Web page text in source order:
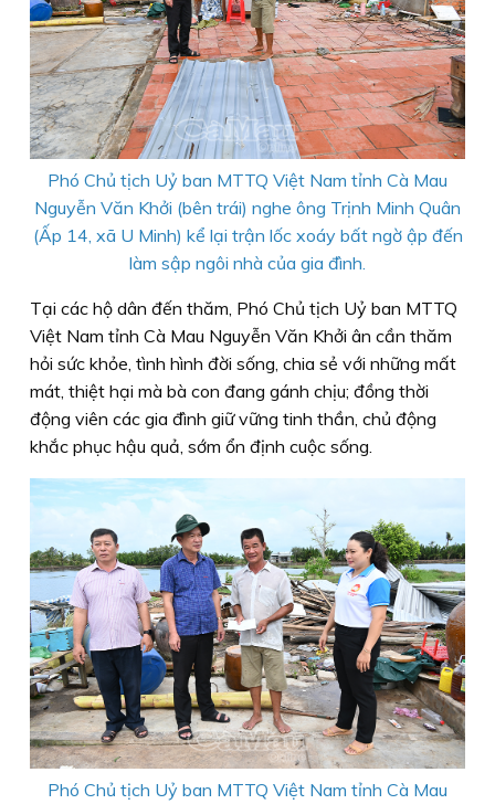
Phó Chủ tịch Uỷ ban MTTQ Việt Nam tỉnh Cà Mau
Nguyễn Văn Khởi (bên trái) nghe ông Trịnh Minh Quân
(Ấp 14, xã U Minh) kể lại trận lốc xoáy bất ngờ ập đến
làm sập ngôi nhà của gia đình.
Tại các hộ dân đến thăm, Phó Chủ tịch Uỷ ban MTTQ
Việt Nam tỉnh Cà Mau Nguyễn Văn Khởi ân cần thăm
hỏi sức khỏe, tình hình đời sống, chia sẻ với những mất
mát, thiệt hại mà bà con đang gánh chịu; đồng thời
động viên các gia đình giữ vững tinh thần, chủ động
khắc phục hậu quả, sớm ổn định cuộc sống.
Phó Chủ tịch Uỷ ban MTTQ Việt Nam tỉnh Cà Mau